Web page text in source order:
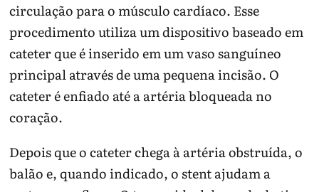
circulação para o músculo cardíaco. Esse
procedimento utiliza um dispositivo baseado em
cateter que é inserido em um vaso sanguíneo
principal através de uma pequena incisão. O
cateter é enfiado até a artéria bloqueada no
coração.
Depois que o cateter chega à artéria obstruída, o
balão e, quando indicado, o stent ajudam a